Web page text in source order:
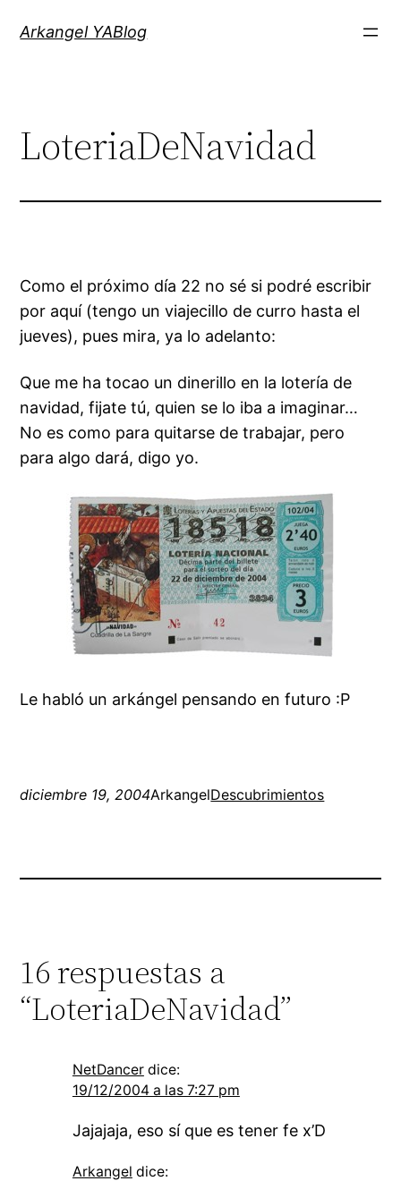
Arkangel YABlog
LoteriaDeNavidad
Como el próximo día 22 no sé si podré escribir
por aquí (tengo un viajecillo de curro hasta el
jueves), pues mira, ya lo adelanto:
Que me ha tocao un dinerillo en la lotería de
navidad, fijate tú, quien se lo iba a imaginar…
No es como para quitarse de trabajar, pero
para algo dará, digo yo.
Le habló un arkángel pensando en futuro :P
diciembre 19, 2004ArkangelDescubrimientos
16 respuestas a
“LoteriaDeNavidad”
NetDancer dice:
19/12/2004 a las 7:27 pm
Jajajaja, eso sí que es tener fe x’D
Arkangel dice: